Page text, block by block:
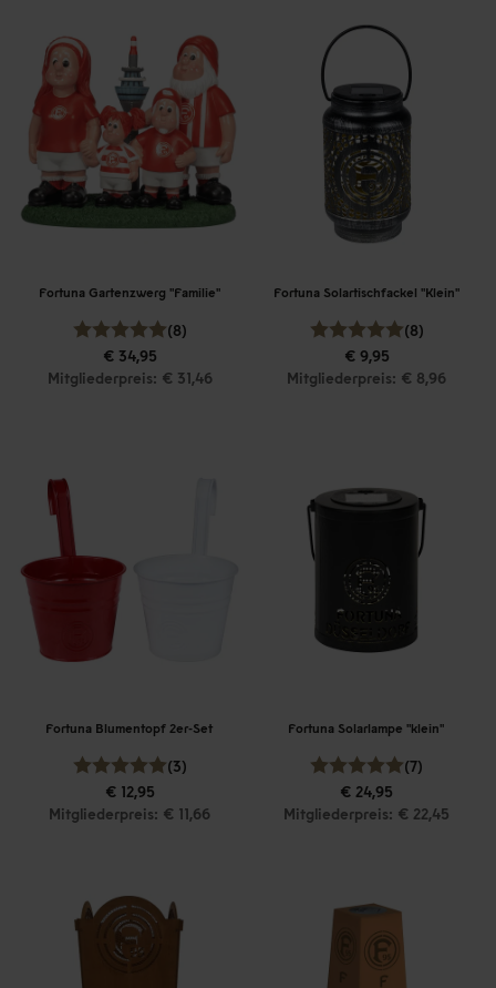
Fortuna Gartenzwerg "Familie"
(8)
€ 34,95
Mitgliederpreis: € 31,46
Fortuna Solartischfackel "Klein"
(8)
€ 9,95
Mitgliederpreis: € 8,96
Fortuna Blumentopf 2er-Set
(3)
€ 12,95
Mitgliederpreis: € 11,66
Fortuna Solarlampe "klein"
(7)
€ 24,95
Mitgliederpreis: € 22,45